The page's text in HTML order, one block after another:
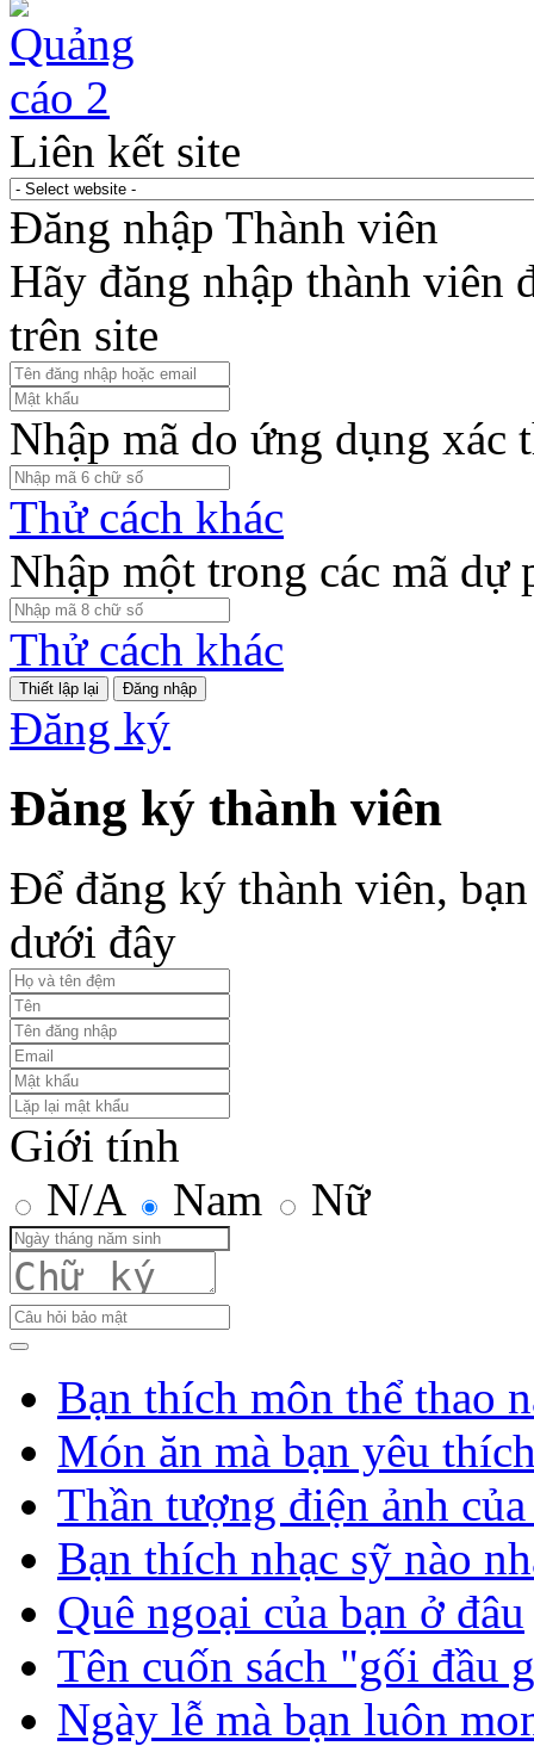
Liên kết site
Đăng nhập Thành viên
Hãy đăng nhập thành viên
trên site
Nhập mã do ứng dụng xác
Thử cách khác
Nhập một trong các mã dự
Thử cách khác
Đăng nhập
Đăng ký
Đăng ký thành viên
Để đăng ký thành viên,
dưới đây
Giới tính
N/A
Nam Nữ
Bạn thích môn thể thao
Món ăn mà bạn yêu
Thần tượng điện ảnh
Bạn thích nhạc sỹ nào
Quê ngoại của bạn ở đâu
Tên cuốn sách "gối đầu
Ngày lễ mà bạn luôn